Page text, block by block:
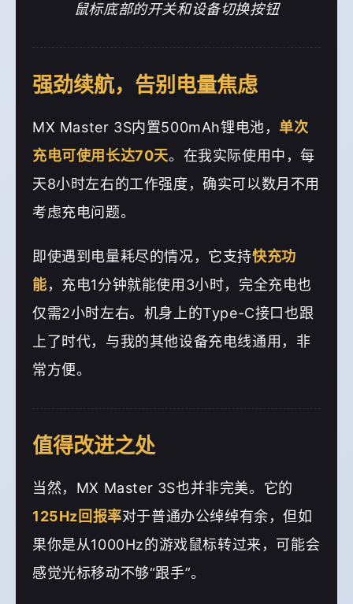
鼠标底部的开关和设备切换按钮
强劲续航，告别电量焦虑
MX Master 3S内置500mAh锂电池， 单次
充电可使用长达70天。在我实际使用中，每
天8小时左右的工作强度，确实可以数月不用
考虑充电问题。
即使遇到电量耗尽的情况，它支持快充功
能，充电1分钟就能使用3小时，完全充电也
仅需2小时左右。机身上的Type-C接口也跟
上了时代，与我的其他设备充电线通用，非
常方便。
值得改进之处
当然，MX Master 3S也并非完美。它的
125Hz回报率对于普通办公绰绰有余，但如
果你是从1000Hz的游戏鼠标转过来，可能会
感觉光标移动不够“跟手”。